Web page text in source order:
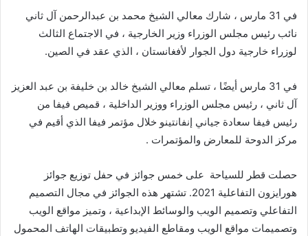
في 31 مارس ، شارك معالي الشيخ محمد بن عبدالرحمن آل ثاني
نائب رئيس مجلس الوزراء وزير الخارجية ، في الاجتماع الثالث
لوزراء خارجية دول الجوار لأفغانستان ، الذي عقد في الصين.
في 31 مارس أيضًا ، تسلم معالي الشيخ خالد بن خليفة بن عبد العزيز
آل ثاني ، رئيس مجلس الوزراء ووزير الداخلية ، قميص فيفا من
رئيس فيفا سعادة جياني إنفانتينو خلال مؤتمر فيفا الذي أقيم في
مركز الدوحة للمعارض والمؤتمرات .
حصلت قطر للسياحة على خمس جوائز في حفل توزيع جوائز
هورايزون التفاعلية 2021. تشتهر هذه الجوائز في مجال التصميم
التفاعلي وتصميم الويب والوسائط الإبداعية ، وتميز مواقع الويب
وتصميمات مواقع الويب ومقاطع الفيديو وتطبيقات الهاتف المحمول